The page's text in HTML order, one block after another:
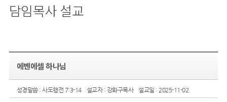
담임목사 설교
에벤에셀 하나님
성경말씀 : 사도행전 7:3-14 설교자 : 강화구목사 설교일 : 2025-11-02